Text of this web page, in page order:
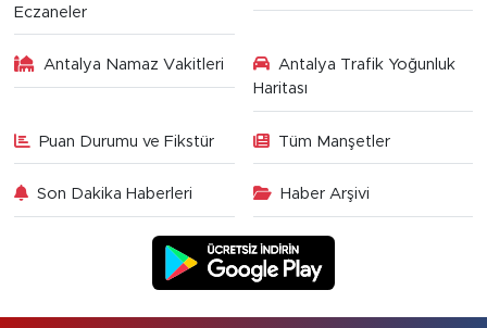
Eczaneler
Antalya Namaz Vakitleri
Antalya Trafik Yoğunluk
Haritası
Puan Durumu ve Fikstür Tüm Manşetler
Son Dakika Haberleri Haber Arşivi